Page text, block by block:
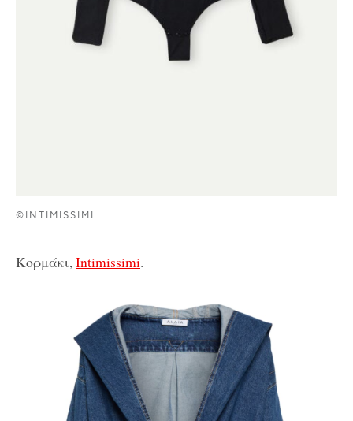
©INTIMISSIMI
Κορμάκι,Intimissimi.